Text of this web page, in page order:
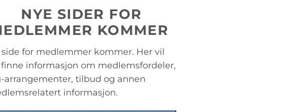
NYE SIDER FOR
KOMMER
side for medlemmer kommer. Her vil
informasjon om medlemsfordeler,
arrangementer, tilbud og annen
informasjon.